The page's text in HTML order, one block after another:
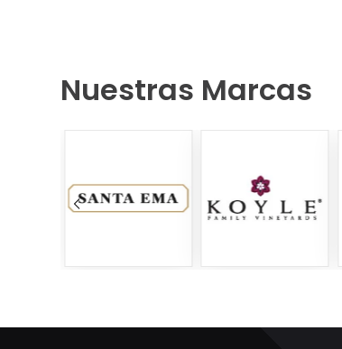
Nuestras Marcas